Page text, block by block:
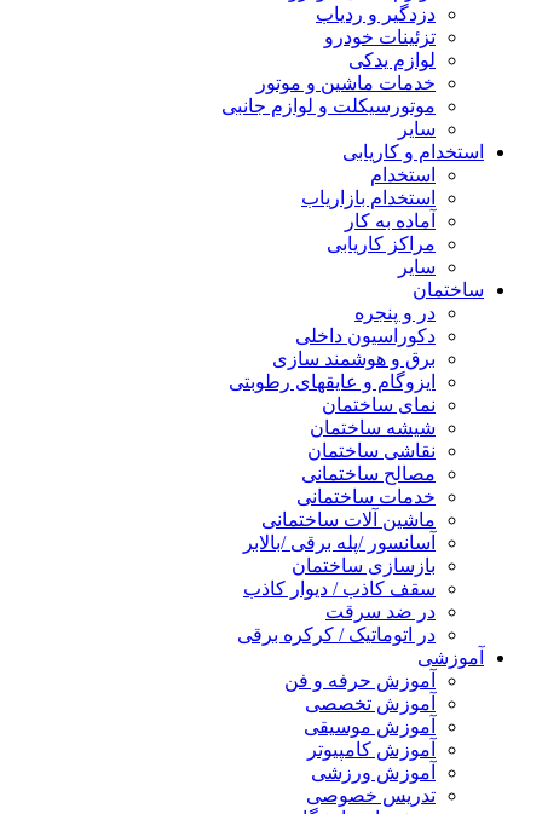
دزدگیر و ردیاب
تزئینات خودرو
لوازم یدکی
خدمات ماشین و موتور
موتورسیکلت و لوازم جانبی
سایر
استخدام و کاریابی
استخدام
استخدام بازاریاب
آماده به کار
مراکز کاریابی
سایر
ساختمان
در و پنجره
دکوراسیون داخلی
برق و هوشمند سازی
ایزوگام و عایقهای رطوبتی
نمای ساختمان
شیشه ساختمان
نقاشی ساختمان
مصالح ساختمانی
خدمات ساختمانی
ماشین آلات ساختمانی
آسانسور /پله برقی /بالابر
بازسازی ساختمان
سقف کاذب / دیوار کاذب
در ضد سرقت
در اتوماتیک / کرکره برقی
آموزشی
آموزش حرفه و فن
آموزش تخصصی
آموزش موسیقی
آموزش کامپیوتر
آموزش ورزشی
تدریس خصوصی